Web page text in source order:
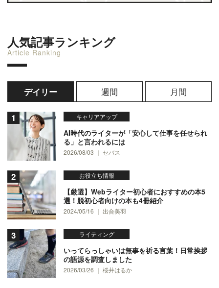
人気記事ランキング
Article Ranking
デイリー 週間 月間
キャリアアップ
AI時代のライターが「安心して仕事を任せられ
る」と言われるには
2026/08/03 ｜ セバス
お役立ち情報
【厳選】Webライター初心者におすすめの本5
選！脱初心者向けの本も4冊紹介
2024/05/16 ｜ 出合美羽
ライティング
いってらっしゃいは無事を祈る言葉！日常挨拶
の語源を調査しました
2026/03/26 ｜ 桜井はるか